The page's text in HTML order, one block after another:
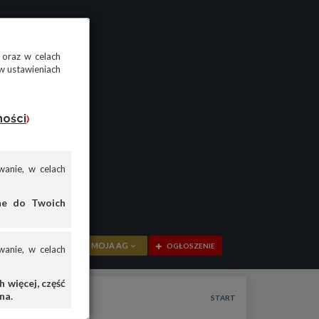
w celach
ustawieniach
)
w celach
do Twoich
w celach
więcej, część
MOJA AG
PRZEGLĄD
OGŁOSZENIE
START